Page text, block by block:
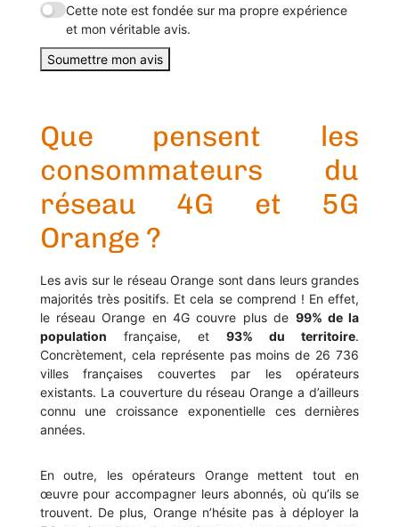
Cette note est fondée sur ma propre expérience
et mon véritable avis.
Soumettre mon avis
Que pensent les
consommateurs du
réseau 4G et 5G
Orange ?
Les avis sur le réseau Orange sont dans leurs grandes
majorités très positifs. Et cela se comprend ! En effet,
le réseau Orange en 4G couvre plus de 99% de la
population française, et93% du territoire.
Concrètement, cela représente pas moins de 26 736
villes françaises couvertes par les opérateurs
existants. La couverture du réseau Orange a d’ailleurs
connu une croissance exponentielle ces dernières
années.
En outre, les opérateurs Orange mettent tout en
œuvre pour accompagner leurs abonnés, où qu’ils se
trouvent. De plus, Orange n’hésite pas à déployer la